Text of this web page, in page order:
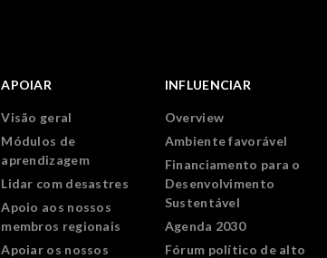
APOIAR
Visão geral
Módulos de
aprendizagem
Lidar com desastres
Apoio aos nossos
membros regionais
Apoiar os nossos
INFLUENCIAR
Overview
Ambiente favorável
Financiamento para o
Desenvolvimento
Sustentável
Agenda 2030
Fórum político de alto